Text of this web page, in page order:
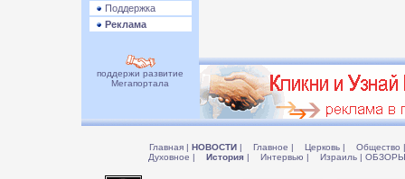
Поддержка
Реклама
поддержи развитие
Мегапортала
Главная | НОВОСТИ | Главное | Церковь | Общество |
Духовное | История | Интервью | Израиль |